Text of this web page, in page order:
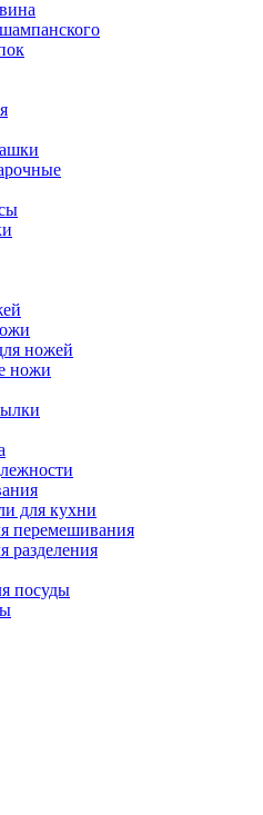
ножей
ножи
для кухни
перемешивания
разделения
посуды